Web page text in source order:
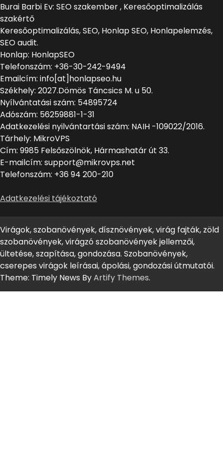
Burai Barbi Ev: SEO szakember , Keresőoptimalizálás
szakértő
Keresőoptimalizálás, SEO, Honlap SEO, Honlapelemzés,
SEO audit.
Honlap: HonlapSEO
Telefonszám: +36-30-242-9494
Emailcím: info[at]honlapseo.hu
Székhely: 2027.Dömös Táncsics M. u 50.
Nyílvántatási szám: 54895724
Adószám: 56259881-1-31
Adatkezelési nyilvántartási szám: NAIH -109022/2016.
Tárhely: MikroVPS
Cím: 9985 Felsőszölnök, Hármashatár út 33.
E-mailcím: support@mikrovps.net
Telefonszám: +36 94 200-210
Adatkezelési tájékoztató
Virágok, szobanövények, dísznövények, virág fajták, zöld
szobanövények, virágzó szobanövények jellemzői,
ültetése, szapítása, gondozása. Szobanövények,
cserepes virágok leírásai, ápolási, gondozási útmutatói.
Theme: Timely News ByArtify Themes.